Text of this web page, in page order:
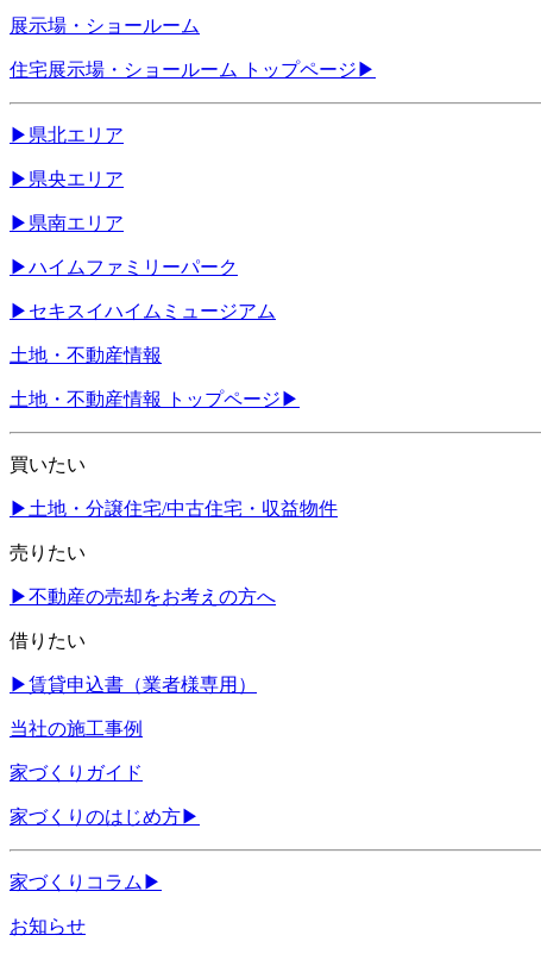
展示場・ショールーム
住宅展示場・ショールーム トップページ ▶
▶ 県北エリア
▶ 県央エリア
▶ 県南エリア
▶ハイムファミリーパーク
▶ セキスイハイムミュージアム
土地・不動産情報
土地・不動産情報 トップページ ▶
買いたい
▶ 土地・分譲住宅/中古住宅・収益物件
売りたい
▶不動産の売却をお考えの方へ
借りたい
▶賃貸申込書（業者様専用）
当社の施工事例
家づくりガイド
家づくりのはじめ方▶
家づくりコラム ▶
お知らせ